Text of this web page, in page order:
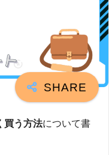
買う方法について書